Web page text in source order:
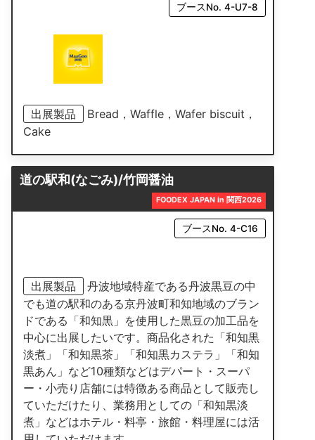
ブースNo. 4-U7-8
出展製品
Bread，Waffle，Wafer biscuit，
Cake
道の駅和(なごみ)/竹岡醤油
FOODEX JAPAN in 関西2026
ブースNo. 4-C16
出展製品
丹波地域特産である丹波黒豆の中
でも道の駅和のある京丹波町和知地域のブラン
ドである「和知黒」を使用した黒豆の加工品を
中心に出展したいです。商品化された「和知黒
淡煮」「和知黒茶」「和知黒カステラ」「和知
黒あん」など10種類などはデパート・スーパ
ー・小売り店舗には特徴ある商品として販売し
ていただけたり、業務用としての「和知黒淡
煮」などはホテル・料亭・旅館・料理屋には活